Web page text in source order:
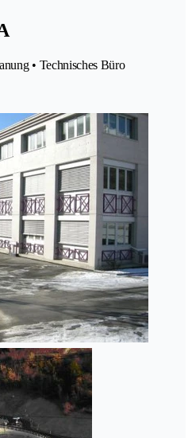
• Technisches Büro